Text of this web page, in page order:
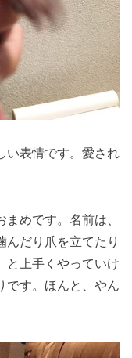
い表情です。愛され
めです。名前は、
んだり爪を立てたり
と上手くやっていけ
です。ほんと、やん